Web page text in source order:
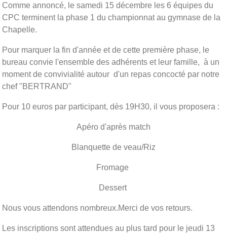
Comme annoncé, le samedi 15 décembre les 6 équipes du
CPC terminent la phase 1 du championnat au gymnase de la
Chapelle.
Pour marquer la fin d'année et de cette première phase, le
bureau convie l'ensemble des adhérents et leur famille, à un
moment de convivialité autour d'un repas concocté par notre
chef "BERTRAND"
Pour 10 euros par participant, dès 19H30, il vous proposera :
Apéro d'après match
Blanquette de veau/Riz
Fromage
Dessert
Nous vous attendons nombreux.Merci de vos retours.
Les inscriptions sont attendues au plus tard pour le jeudi 13